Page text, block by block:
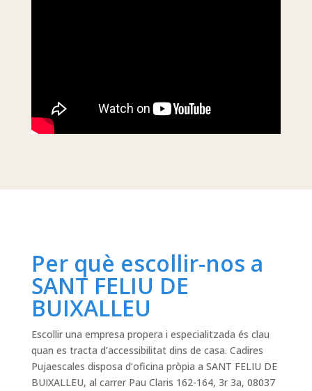
Per què escollir-nos a
SANT FELIU DE
BUIXALLEU
Escollir una empresa propera i especialitzada és clau
quan es tracta d’accessibilitat dins de casa. Cadires
Pujaescales disposa d’oficina pròpia a SANT FELIU DE
BUIXALLEU, al carrer Pau Claris 162-164, 3r 3a, 08037